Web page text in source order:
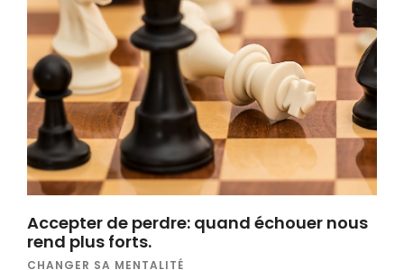
Accepter de perdre: quand échouer nous
rend plus forts.
CHANGER SA MENTALITÉ